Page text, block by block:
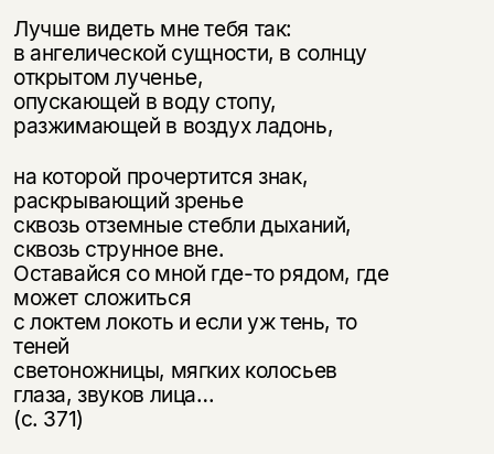
Лучше видеть мне тебя так:
в ангелической сущности, в солнцу
открытом лученье,
опускающей в воду стопу,
разжимающей в воздух ладонь,
на которой прочертится знак,
раскрывающий зренье
сквозь отземные стебли дыханий,
сквозь струнное вне.
Оставайся со мной где-то рядом, где
может сложиться
с локтем локоть и если уж тень, то
теней
светоножницы, мягких колосьев
глаза, звуков лица…
(с. 371)
Подписка на рассылку
Раз в неделю мы отправляем рассылку
о книгах и событиях «НЛО».
За подписку дарим промокод на
скидку 15%
Этой книги временно
нет в продаже.
Вы можете подписаться на
уведомления, и при поступлении книги
электронный адрес.
Эта книга
не предназначена для